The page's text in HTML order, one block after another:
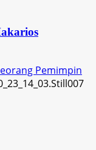
Pemimpin